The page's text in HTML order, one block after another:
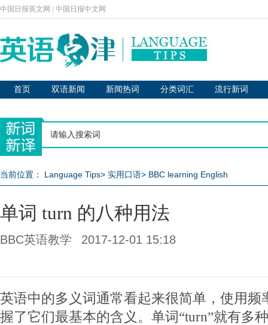
中国日报英文网 中国日报中文网
首页 双语新闻 新闻热词 分类词汇 流行新词
当前位置： Language Tips> 实用口语> BBC learning English
单词 turn 的八种用法
BBC英语教学 2017-12-01 15:18
英语中的多义词通常看起来很简单，使用频
握了它们最基本的含义。单词“turn”就有多